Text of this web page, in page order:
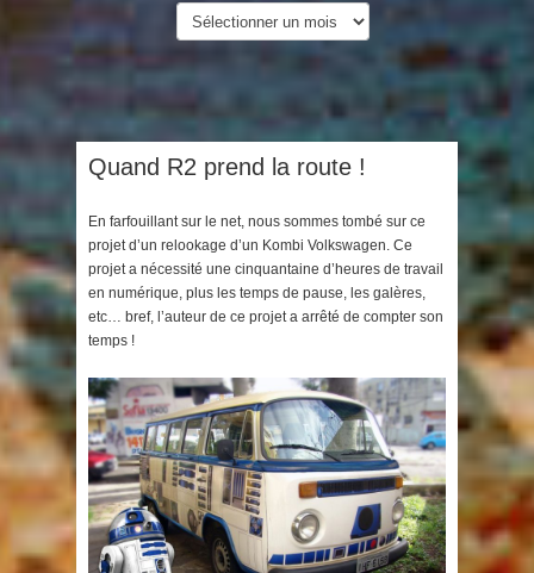
Quand R2 prend la route !
En farfouillant sur le net, nous sommes tombé sur ce
projet d’un relookage d’un Kombi Volkswagen. Ce
projet a nécessité une cinquantaine d’heures de travail
en numérique, plus les temps de pause, les galères,
etc… bref, l’auteur de ce projet a arrêté de compter son
temps !